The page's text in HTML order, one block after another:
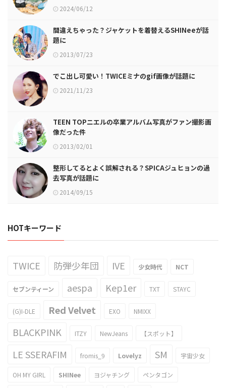
2024/06/12
間違えちゃった？ジャケットを着替えるSHINeeが話
題に
2013/07/23
でこ出し可愛い！TWICEミナのgif画像が話題に
2021/11/23
TEEN TOPニエルの卒業アルバム写真がファン撮影画
像だった件
2013/02/01
整形してるとよく誤解される？SPICAジュヒョンの過
去写真が話題に
2014/09/15
HOTキーワード
TWICE 防弾少年団 IVE 少女時代 NCT
セブンティーン aespa Kep1er TXT STAYC
(G)I-DLE Red Velvet EXO NMIXX
BLACKPINK ITZY NewJeans 【スポット】
LE SSERAFIM fromis_9 Lovelyz SM 宇宙少女
OH MY GIRL SHINee ヨジャチング ペンタゴン